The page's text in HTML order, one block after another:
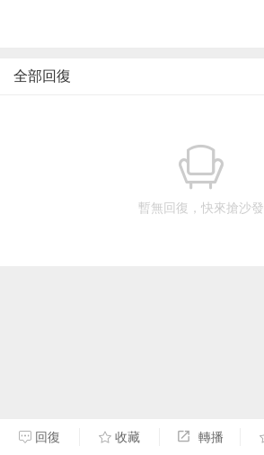
全部回復
暫無回復，快來搶沙發
回復 收藏 轉播